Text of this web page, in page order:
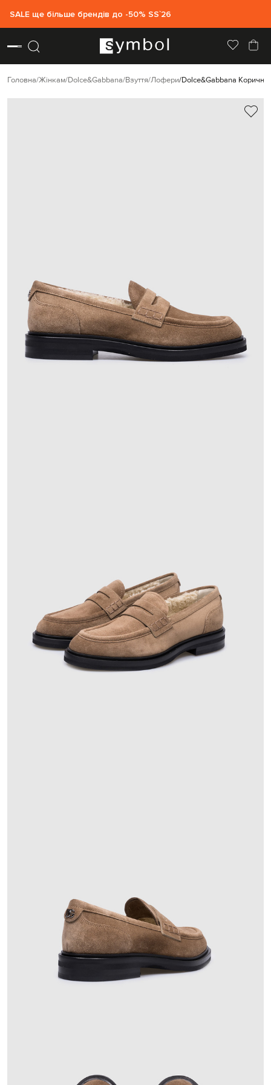
SALE ще більше брендів до -50% SS`26
Головна Жінкам Dolce&Gabbana Взуття Лофери Dolce&Gabbana